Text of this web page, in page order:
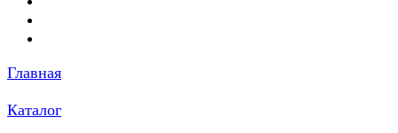
Главная
Каталог